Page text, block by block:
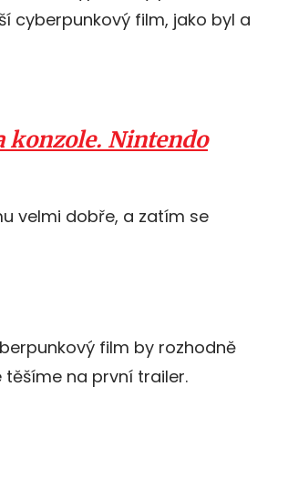
cyberpunkový film, jako byl a
Nintendo
velmi dobře, a zatím se
film by rozhodně
na první trailer.